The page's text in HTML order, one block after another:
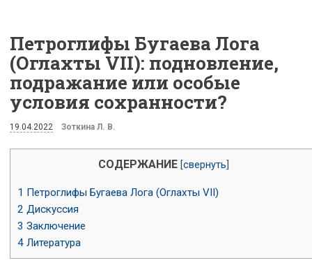
Петроглифы Бугаева Лога
(Оглахты VII): подновление,
подражание или особые
условия сохранности?
19.04.2022 Зоткина Л. В.
СОДЕРЖАНИЕ свернуть
1 Петроглифы Бугаева Лога (Оглахты VII)
2 Дискуссия
3 Заключение
4 Литература